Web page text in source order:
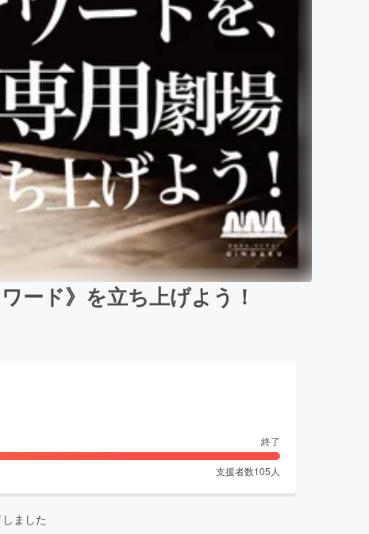
ード》を立ち上げよう！
終了
支援者数105 人
ました